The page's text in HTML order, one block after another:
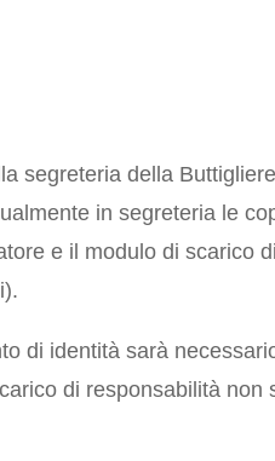
segreteria della
in segreteria le
e il modulo di scarico
di identità sarà
di responsabilità non